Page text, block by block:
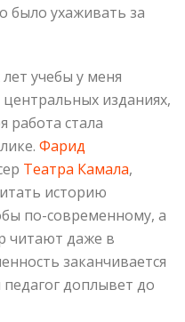
было ухаживать за
учебы у меня
изданиях,
работа стала
Фарид
Театра Камала,
историю
по-современному, а
читают даже в
заканчивается
доплывет до